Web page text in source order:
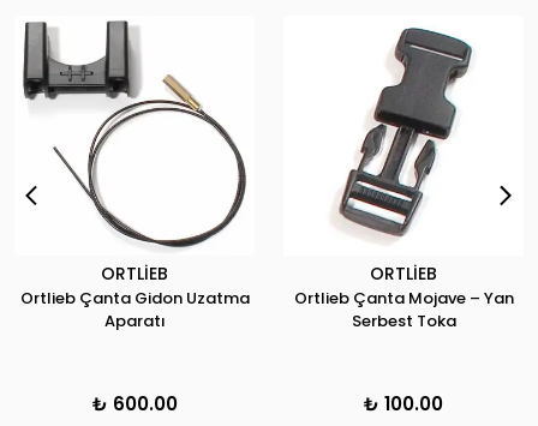
ORTLİEB
Ortlieb Çanta Gidon Uzatma
Aparatı
₺ 600.00
ORTLİEB
Ortlieb Çanta Mojave – Yan
Serbest Toka
₺ 100.00